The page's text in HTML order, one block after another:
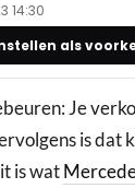
14:30
als
Je
is dat
is wat